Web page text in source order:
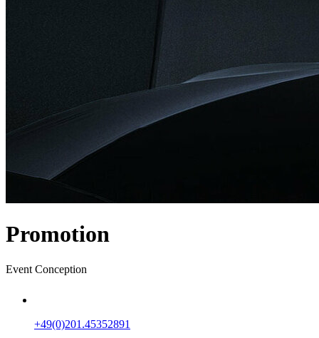
Promotion
Event Conception
+49(0)201.45352891